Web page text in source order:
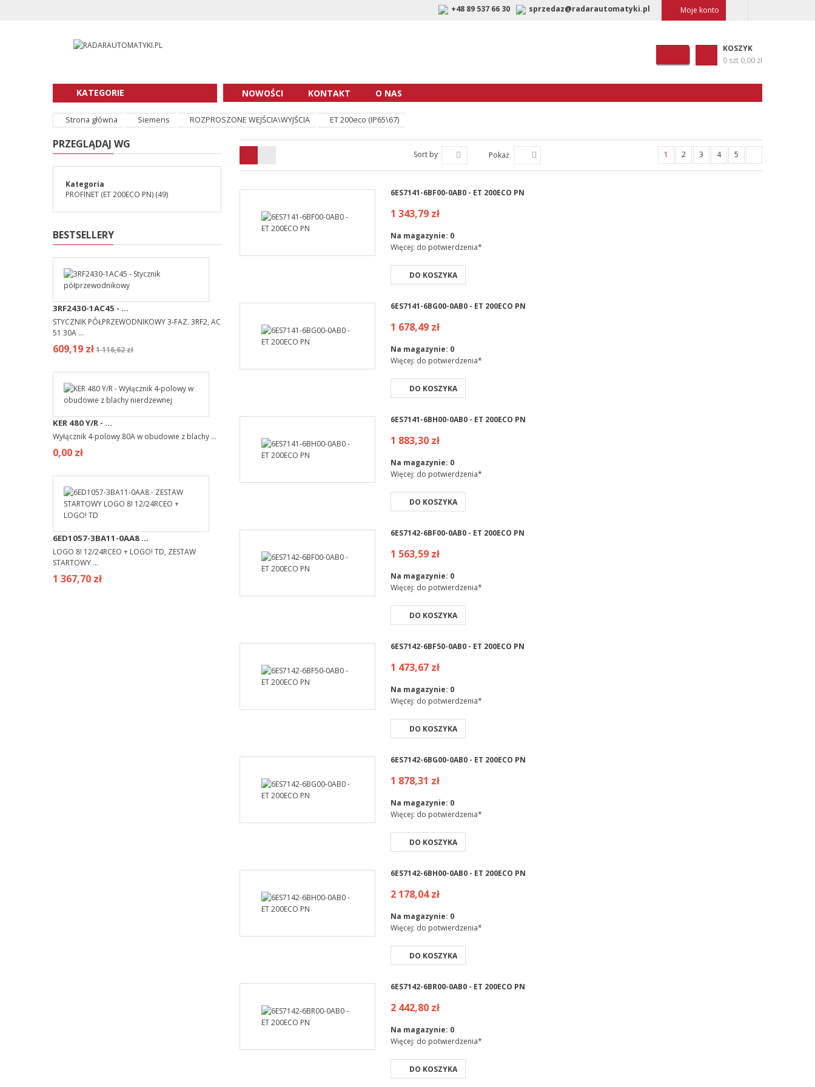
+48 89 537 66 30 sprzedaz@radarautomatyki.pl Moje konto
KOSZYK
0 szt 0,00 zł
KATEGORIE NOWOŚCI KONTAKT O NAS
Strona główna Siemens ROZPROSZONE WEJŚCIA\WYJŚCIA ET 200eco (IP65\67)
PRZEGLĄDAJ WG
Kategoria
PROFINET (ET 200ECO PN) (49)
BESTSELLERY
3RF2430-1AC45 - ...
STYCZNIK PÓŁPRZEWODNIKOWY 3-FAZ. 3RF2, AC
51 30A ...
609,19 zł1 116,62 zł
KER 480 Y/R - ...
Wyłącznik 4-polowy 80A w obudowie z blachy ...
0,00 zł
6ED1057-3BA11-0AA8 ...
LOGO 8! 12/24RCEO + LOGO! TD, ZESTAW
STARTOWY ...
1 367,70 zł
Sort by Pokaż 1 2 3 4 5
6ES7141-6BF00-0AB0 - ET 200ECO PN
1 343,79 zł
Na magazynie: 0
Więcej: do potwierdzenia*
DO KOSZYKA
6ES7141-6BG00-0AB0 - ET 200ECO PN
1 678,49 zł
Na magazynie: 0
Więcej: do potwierdzenia*
DO KOSZYKA
6ES7141-6BH00-0AB0 - ET 200ECO PN
1 883,30 zł
Na magazynie: 0
Więcej: do potwierdzenia*
DO KOSZYKA
6ES7142-6BF00-0AB0 - ET 200ECO PN
1 563,59 zł
Na magazynie: 0
Więcej: do potwierdzenia*
DO KOSZYKA
6ES7142-6BF50-0AB0 - ET 200ECO PN
1 473,67 zł
Na magazynie: 0
Więcej: do potwierdzenia*
DO KOSZYKA
6ES7142-6BG00-0AB0 - ET 200ECO PN
1 878,31 zł
Na magazynie: 0
Więcej: do potwierdzenia*
DO KOSZYKA
6ES7142-6BH00-0AB0 - ET 200ECO PN
2 178,04 zł
Na magazynie: 0
Więcej: do potwierdzenia*
DO KOSZYKA
6ES7142-6BR00-0AB0 - ET 200ECO PN
2 442,80 zł
Na magazynie: 0
Więcej: do potwierdzenia*
DO KOSZYKA